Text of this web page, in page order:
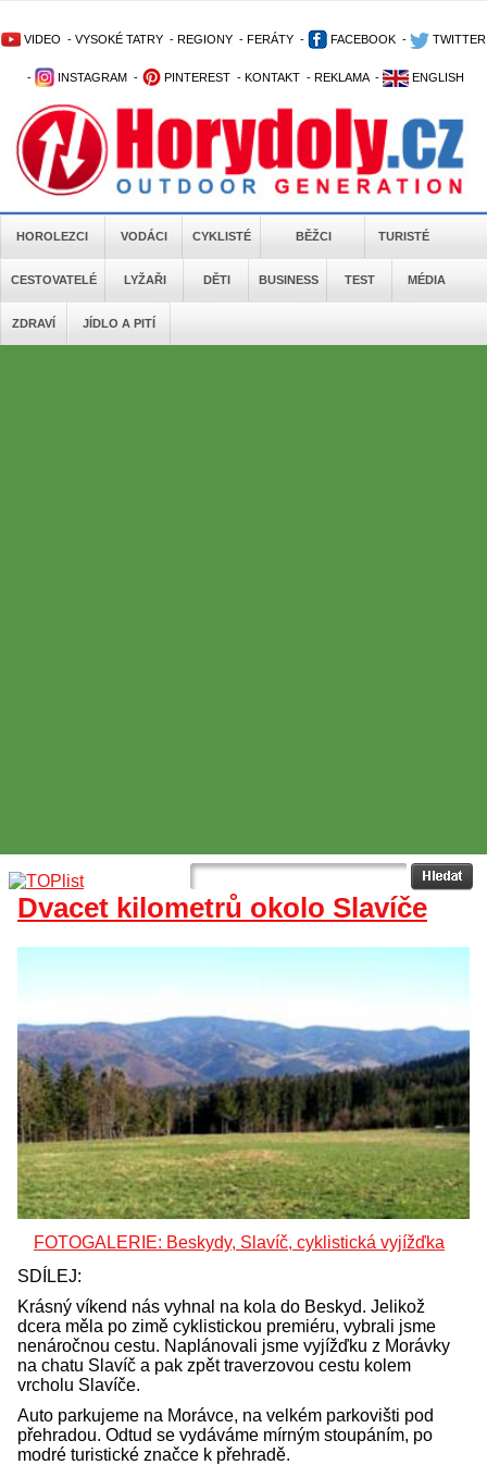
VIDEO - VYSOKÉ TATRY - REGIONY - FERÁTY - FACEBOOK - TWITTER
- INSTAGRAM - PINTEREST - KONTAKT - REKLAMA - ENGLISH
HOROLEZCI VODÁCI CYKLISTÉ BĚŽCI TURISTÉ
CESTOVATELÉ LYŽAŘI DĚTI BUSINESS TEST MÉDIA
ZDRAVÍ JÍDLO A PITÍ
Dvacet kilometrů okolo Slavíče
FOTOGALERIE: Beskydy, Slavíč, cyklistická vyjížďka
SDÍLEJ:
Krásný víkend nás vyhnal na kola do Beskyd. Jelikož
dcera měla po zimě cyklistickou premiéru, vybrali jsme
nenáročnou cestu. Naplánovali jsme vyjížďku z Morávky
na chatu Slavíč a pak zpět traverzovou cestu kolem
vrcholu Slavíče.
Auto parkujeme na Morávce, na velkém parkovišti pod
přehradou. Odtud se vydáváme mírným stoupáním, po
modré turistické značce k přehradě.